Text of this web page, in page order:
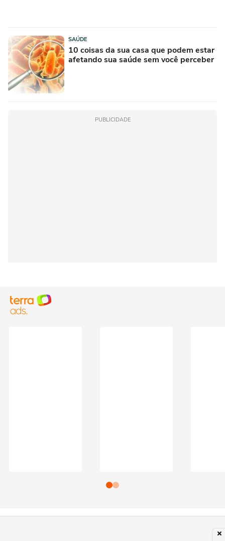
SAÚDE
10 coisas da sua casa que podem estar
afetando sua saúde sem você perceber
PUBLICIDADE